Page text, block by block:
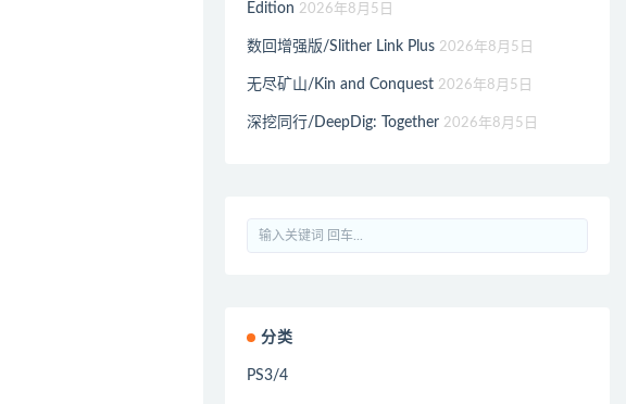
Edition 2026年8月5日
数回增强版/Slither Link Plus 2026年8月5日
无尽矿山/Kin and Conquest 2026年8月5日
深挖同行/DeepDig: Together 2026年8月5日
分类
PS3/4